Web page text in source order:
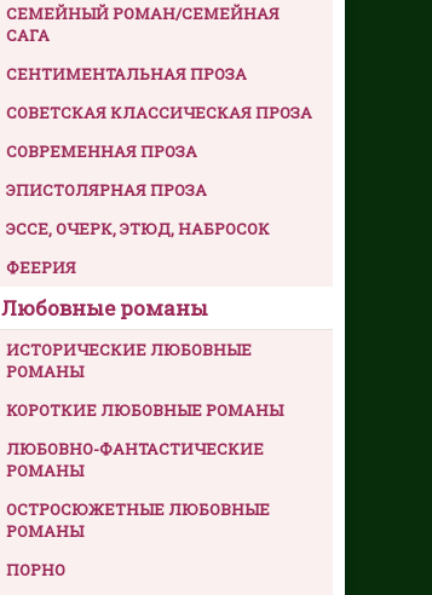
СЕМЕЙНЫЙ РОМАН/СЕМЕЙНАЯ
САГА
СЕНТИМЕНТАЛЬНАЯ ПРОЗА
СОВЕТСКАЯ КЛАССИЧЕСКАЯ ПРОЗА
СОВРЕМЕННАЯ ПРОЗА
ЭПИСТОЛЯРНАЯ ПРОЗА
ЭССЕ, ОЧЕРК, ЭТЮД, НАБРОСОК
ФЕЕРИЯ
Любовные романы
ИСТОРИЧЕСКИЕ ЛЮБОВНЫЕ
РОМАНЫ
КОРОТКИЕ ЛЮБОВНЫЕ РОМАНЫ
ЛЮБОВНО-ФАНТАСТИЧЕСКИЕ
РОМАНЫ
ОСТРОСЮЖЕТНЫЕ ЛЮБОВНЫЕ
РОМАНЫ
ПОРНО